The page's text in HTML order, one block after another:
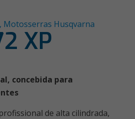
, Motosserras Husqvarna
XP
concebida para
de alta cilindrada,